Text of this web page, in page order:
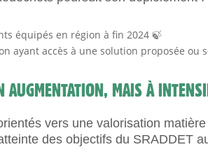
équipés en région à fin 2024 🍃
ayant accès à une solution proposée ou
AUGMENTATION, MAIS À
vers une valorisation
des objectifs du SRADDET